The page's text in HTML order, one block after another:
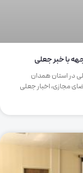
با خبر جعلی
در استان همدان
مجازی، اخبار جعلی